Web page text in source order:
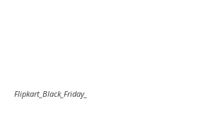
Flipkart_Black_Friday_